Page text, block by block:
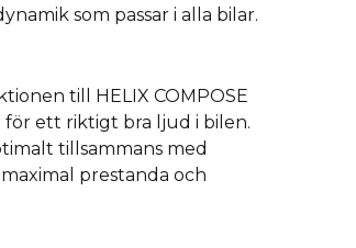
som passar i alla bilar.
till HELIX COMPOSE
ett riktigt bra ljud i bilen.
tillsammans med
prestanda och